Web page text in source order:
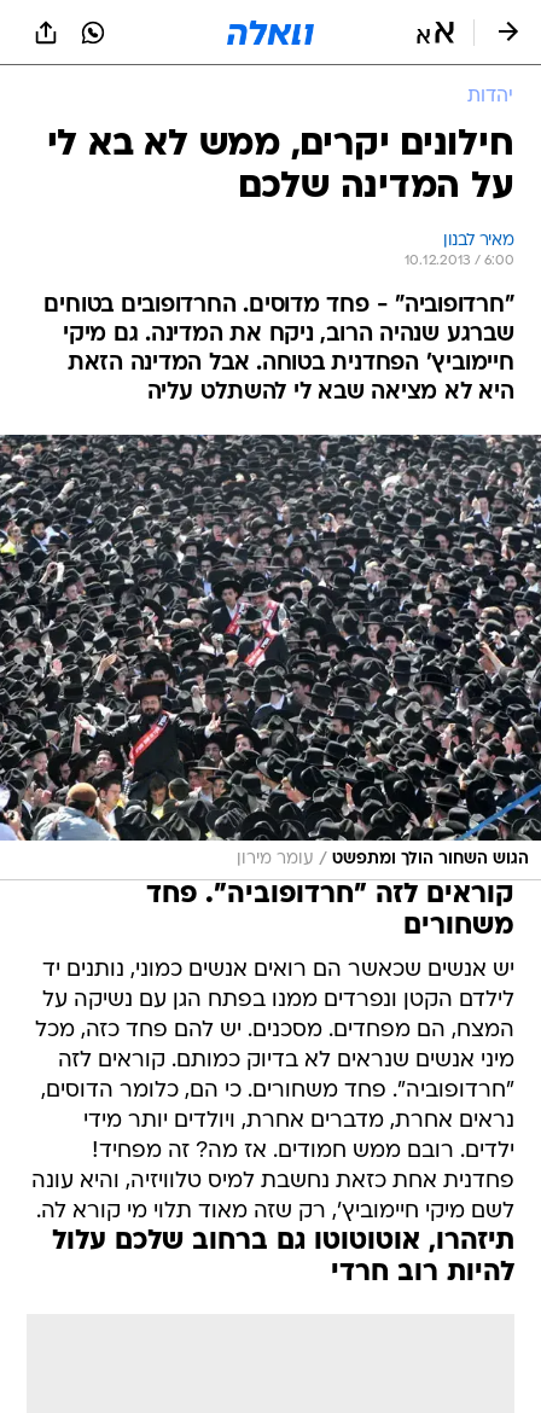
יהדות
חילונים יקרים, ממש לא בא לי
על המדינה שלכם
מאיר לבנון
10.12.2013 / 6:00
"חרדופוביה" - פחד מדוסים. החרדופובים בטוחים
שברגע שנהיה הרוב, ניקח את המדינה. גם מיקי
חיימוביץ' הפחדנית בטוחה. אבל המדינה הזאת
היא לא מציאה שבא לי להשתלט עליה
הגוש השחור הולך ומתפשט / עומר מירון
קוראים לזה "חרדופוביה". פחד
משחורים
יש אנשים שכאשר הם רואים אנשים כמוני, נותנים יד
לילדם הקטן ונפרדים ממנו בפתח הגן עם נשיקה על
המצח, הם מפחדים. מסכנים. יש להם פחד כזה, מכל
מיני אנשים שנראים לא בדיוק כמותם. קוראים לזה
"חרדופוביה". פחד משחורים. כי הם, כלומר הדוסים,
נראים אחרת, מדברים אחרת, ויולדים יותר מידי
ילדים. רובם ממש חמודים. אז מה? זה מפחיד!
פחדנית אחת כזאת נחשבת למיס טלוויזיה, והיא עונה
לשם מיקי חיימוביץ', רק שזה מאוד תלוי מי קורא לה.
תיזהרו, אוטוטוטו גם ברחוב שלכם עלול
להיות רוב חרדי